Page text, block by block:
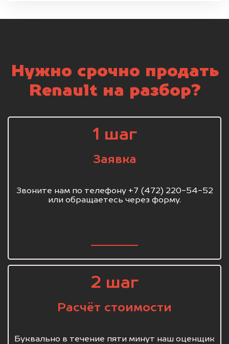
Нужно срочно продать
Renault на разбор?
1 шаг
Заявка
Звоните нам по телефону +7 (472) 220-54-52
или обращаетесь через форму.
2 шаг
Расчёт стоимости
Буквально в течение пяти минут наш оценщик